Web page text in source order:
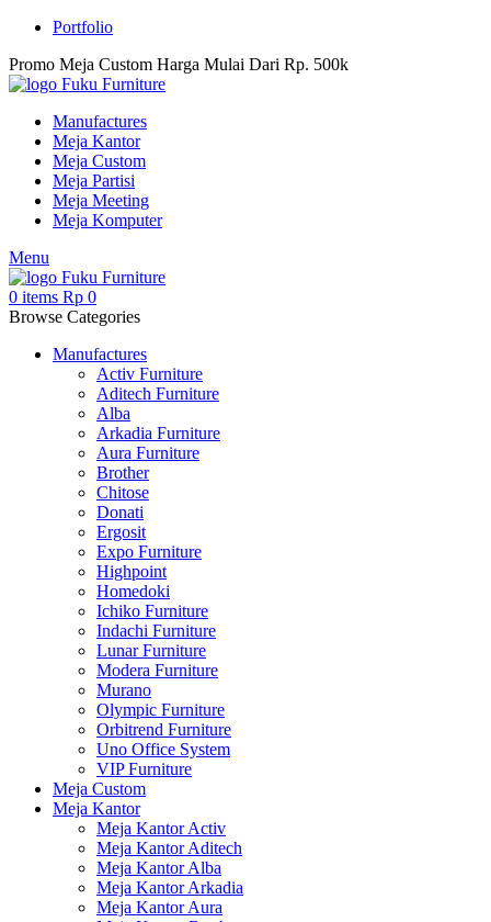
Portfolio
Promo Meja Custom Harga Mulai Dari Rp. 500k
Manufactures
Meja Kantor
Meja Custom
Meja Partisi
Meja Meeting
Meja Komputer
Menu
0 items Rp 0
Browse Categories
Manufactures
Activ Furniture
Aditech Furniture
Alba
Arkadia Furniture
Aura Furniture
Brother
Chitose
Donati
Ergosit
Expo Furniture
Highpoint
Homedoki
Ichiko Furniture
Indachi Furniture
Lunar Furniture
Modera Furniture
Murano
Olympic Furniture
Orbitrend Furniture
Uno Office System
VIP Furniture
Meja Custom
Meja Kantor
Meja Kantor Activ
Meja Kantor Aditech
Meja Kantor Alba
Meja Kantor Arkadia
Meja Kantor Aura